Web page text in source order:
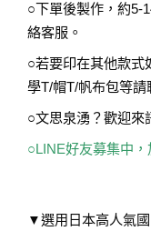
○下單後製作，約5-
絡客服。
○若要印在其他款式
學T/帽T/帆布包等請
○文思泉湧？歡迎來
○LINE好友募集中，
▼選用日本高人氣